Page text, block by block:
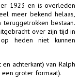
1923 en is overleden
meer bekend helaas,
bestaan.
over zijn tijd in
heden niet kunnen
achterkant) van Ralph
groter formaat).